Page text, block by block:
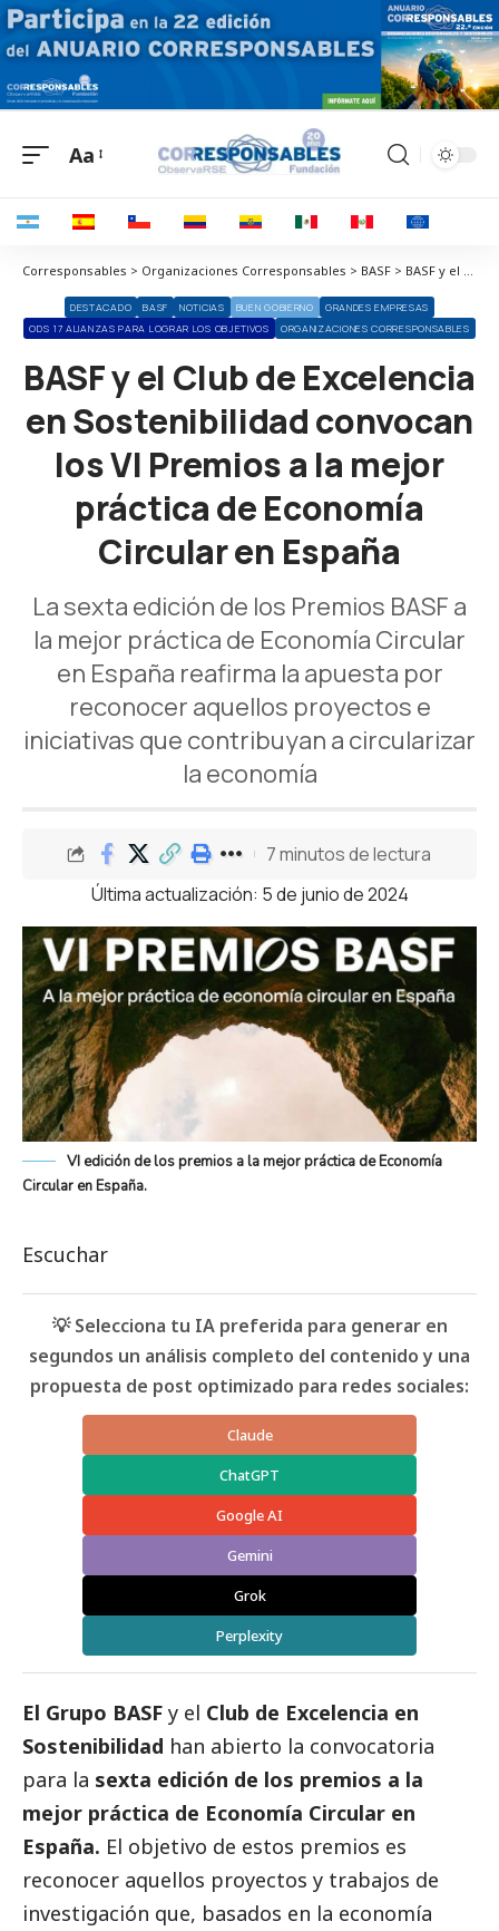
Aa
Corresponsables > Organizaciones Corresponsables > BASF > BASF y el Club de Excelencia en Sostenibilidad convocan los VI Premios a la mejor práctica de Economía Circular en España
DESTACADO BASF NOTICIAS BUEN GOBIERNO
GRANDES EMPRESAS
ODS 17 ALIANZAS PARA LOGRAR LOS OBJETIVOS
ORGANIZACIONES CORRESPONSABLES
BASF y el Club de Excelencia
en Sostenibilidad convocan
los VI Premios a la mejor
práctica de Economía
Circular en España
La sexta edición de los Premios BASF a
la mejor práctica de Economía Circular
en España reafirma la apuesta por
reconocer aquellos proyectos e
iniciativas que contribuyan a circularizar
la economía
Última actualización: 5 de junio de 2024
7 minutos de lectura
VI edición de los premios a la mejor práctica de Economía
Circular en España.
Escuchar
💡 Selecciona tu IA preferida para generar en
segundos un análisis completo del contenido y una
propuesta de post optimizado para redes sociales:
Claude
ChatGPT
Google AI
Gemini
Grok
Perplexity
El Grupo BASF y el Club de Excelencia en
Sostenibilidad han abierto la convocatoria
para la sexta edición de los premios a la
mejor práctica de Economía Circular en
España. El objetivo de estos premios es
reconocer aquellos proyectos y trabajos de
investigación que, basados en la economía